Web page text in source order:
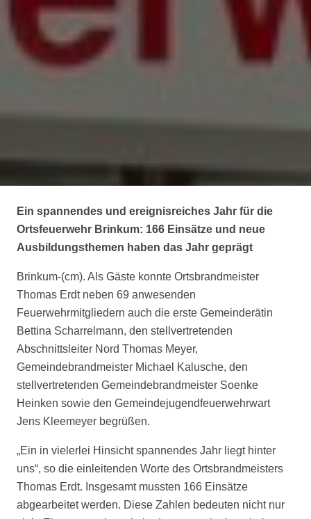
Ein spannendes und ereignisreiches Jahr für die
Ortsfeuerwehr Brinkum: 166 Einsätze und neue
Ausbildungsthemen haben das Jahr geprägt
Brinkum-(cm). Als Gäste konnte Ortsbrandmeister
Thomas Erdt neben 69 anwesenden
Feuerwehrmitgliedern auch die erste Gemeinderätin
Bettina Scharrelmann, den stellvertretenden
Abschnittsleiter Nord Thomas Meyer,
Gemeindebrandmeister Michael Kalusche, den
stellvertretenden Gemeindebrandmeister Soenke
Heinken sowie den Gemeindejugendfeuerwehrwart
Jens Kleemeyer begrüßen.
„Ein in vielerlei Hinsicht spannendes Jahr liegt hinter
uns“, so die einleitenden Worte des Ortsbrandmeisters
Thomas Erdt. Insgesamt mussten 166 Einsätze
abgearbeitet werden. Diese Zahlen bedeuten nicht nur